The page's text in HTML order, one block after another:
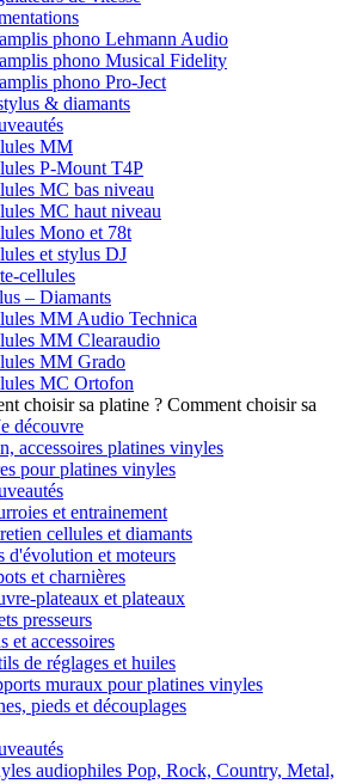
phono Lehmann Audio
phono Musical Fidelity
phono Pro-Ject
& diamants
MM
P-Mount T4P
MC bas niveau
MC haut niveau
Mono et 78t
et stylus DJ
cellules
– Diamants
MM Audio Technica
MM Clearaudio
MM Grado
MC Ortofon
Comment choisir sa
découvre
accessoires platines vinyles
pour platines vinyles
et entrainement
cellules et diamants
d'évolution et moteurs
et charnières
plateaux et plateaux
presseurs
et accessoires
de réglages et huiles
muraux pour platines vinyles
pieds et découplages
audiophiles Pop, Rock, Country, Metal,